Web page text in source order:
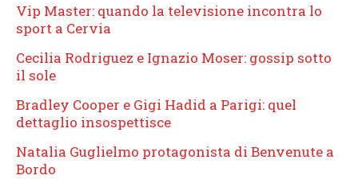
Vip Master: quando la televisione incontra lo
sport a Cervia
Cecilia Rodriguez e Ignazio Moser: gossip sotto
il sole
Bradley Cooper e Gigi Hadid a Parigi: quel
dettaglio insospettisce
Natalia Guglielmo protagonista di Benvenute a
Bordo